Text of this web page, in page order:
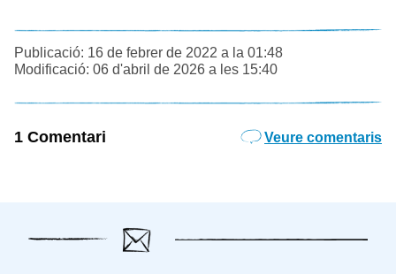
Publicació: 16 de febrer de 2022 a la 01:48
Modificació: 06 d'abril de 2026 a les 15:40
1 Comentari Veure comentaris